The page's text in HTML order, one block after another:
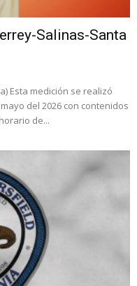
Salinas-Santa
Esta medición se realizó
del 2026 con contenidos
de...